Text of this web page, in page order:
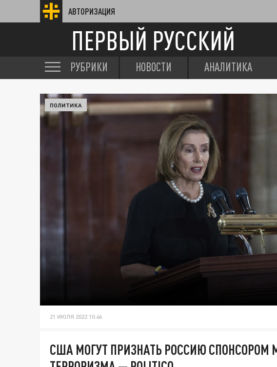
АВТОРИЗАЦИЯ
ПЕРВЫЙ РУССКИЙ
РУБРИКИ НОВОСТИ АНАЛИТИКА
ПОЛИТИКА
21 ИЮЛЯ 2022 10:46
США МОГУТ ПРИЗНАТЬ РОССИЮ СПОНСОРОМ